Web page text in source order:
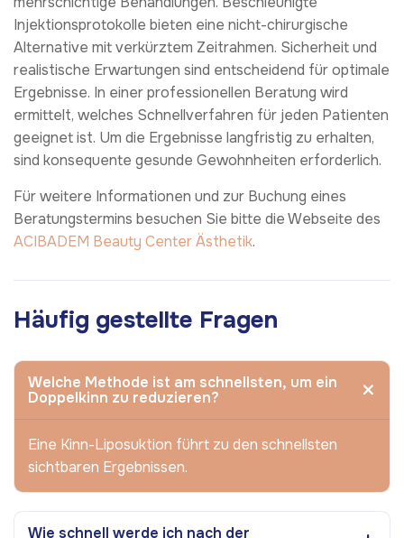
Injektionsprotokolle bieten eine nicht-chirurgische
Alternative mit verkürztem Zeitrahmen. Sicherheit und
realistische Erwartungen sind entscheidend für optimale
Ergebnisse. In einer professionellen Beratung wird
ermittelt, welches Schnellverfahren für jeden Patienten
geeignet ist. Um die Ergebnisse langfristig zu erhalten,
sind konsequente gesunde Gewohnheiten erforderlich.
Für weitere Informationen und zur Buchung eines
Beratungstermins besuchen Sie bitte die Webseite des
ACIBADEM Beauty CenterÄsthetik.
Häufig gestellte Fragen
Welche Methode ist am schnellsten, um ein
Doppelkinn zu reduzieren?
Eine Kinn-Liposuktion führt zu den schnellsten
sichtbaren Ergebnissen.
Wie schnell werde ich nach der